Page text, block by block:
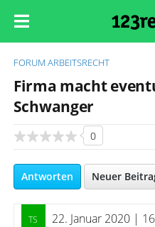
FORUM ARBEITSRECHT
Firma macht
Schwanger
0
Antworten Neuer
22. Januar 2020 |